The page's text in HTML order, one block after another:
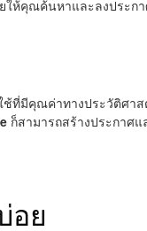
ห้คุณค้นหาและลงประก
ช้ที่มีคุณค่าทางประวัติศา
ก็สามารถสร้างประกาศแ
อย